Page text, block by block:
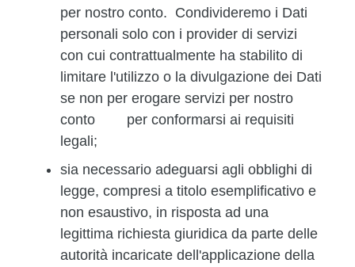
per nostro conto. Condivideremo i Dati
personali solo con i provider di servizi
con cui contrattualmente ha stabilito di
limitare l'utilizzo o la divulgazione dei Dati
se non per erogare servizi per nostro
conto per conformarsi ai requisiti
legali;
sia necessario adeguarsi agli obblighi di
legge, compresi a titolo esemplificativo e
non esaustivo, in risposta ad una
legittima richiesta giuridica da parte delle
autorità incaricate dell'applicazione della